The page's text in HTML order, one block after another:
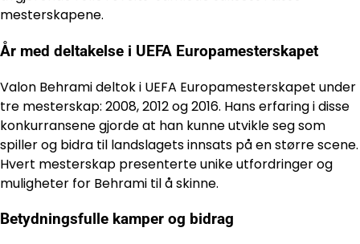
mesterskapene.
År med deltakelse i UEFA Europamesterskapet
Valon Behrami deltok i UEFA Europamesterskapet under
tre mesterskap: 2008, 2012 og 2016. Hans erfaring i disse
konkurransene gjorde at han kunne utvikle seg som
spiller og bidra til landslagets innsats på en større scene.
Hvert mesterskap presenterte unike utfordringer og
muligheter for Behrami til å skinne.
Betydningsfulle kamper og bidrag